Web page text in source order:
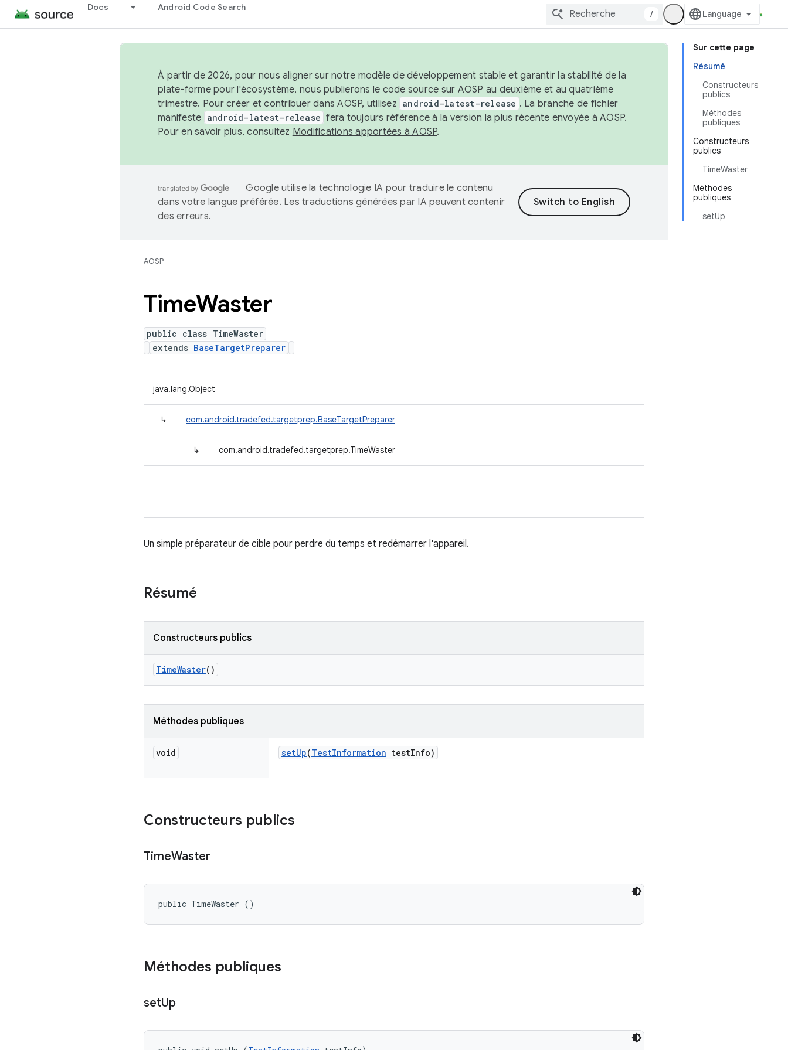
Docs Android Code Search
/
Sur cette page
Résumé
Constructeurs
publics
Méthodes
publiques
Constructeurs
publics
TimeWaster
Méthodes
publiques
setUp
À partir de 2026, pour nous aligner sur notre modèle de développement stable et garantir la stabilité de la
plate-forme pour l'écosystème, nous publierons le code source sur AOSP au deuxième et au quatrième
trimestre. Pour créer et contribuer dans AOSP, utilisez android-latest-release . La branche de fichier
manifeste android-latest-release fera toujours référence à la version la plus récente envoyée à AOSP.
Pour en savoir plus, consultez Modifications apportées à AOSP.
Google utilise la technologie IA pour traduire le contenu
dans votre langue préférée. Les traductions générées par IA peuvent contenir
des erreurs.
AOSP
TimeWaster
public class TimeWaster
extends BaseTargetPreparer
java.lang.Object
↳ com.android.tradefed.targetprep.BaseTargetPreparer
↳ com.android.tradefed.targetprep.TimeWaster
Un simple préparateur de cible pour perdre du temps et redémarrer l'appareil.
Résumé
Constructeurs publics
TimeWaster()
Méthodes publiques
void setUp(TestInformation testInfo)
Constructeurs publics
TimeWaster
public TimeWaster ()
Méthodes publiques
setUp